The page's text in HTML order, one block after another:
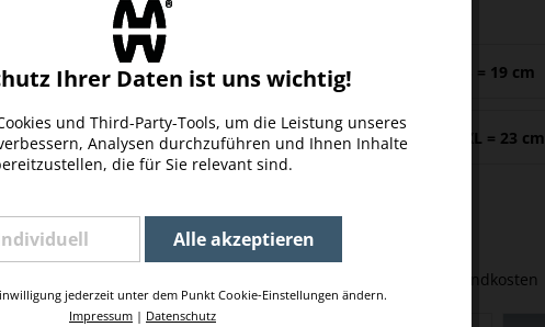
Ihrer Daten ist uns wichtig!
und Third-Party-Tools, um die Leistung unseres
Analysen durchzuführen und Ihnen Inhalte
die für Sie relevant sind.
Alle akzeptieren
jederzeit unter dem Punkt Cookie-Einstellungen ändern.
Impressum | Datenschutz
XS = 18 cm S = 19 cm
XL = 22 cm XXL = 23 cm
39,00 € *
Inhalt:
zzgl. Versandkosten